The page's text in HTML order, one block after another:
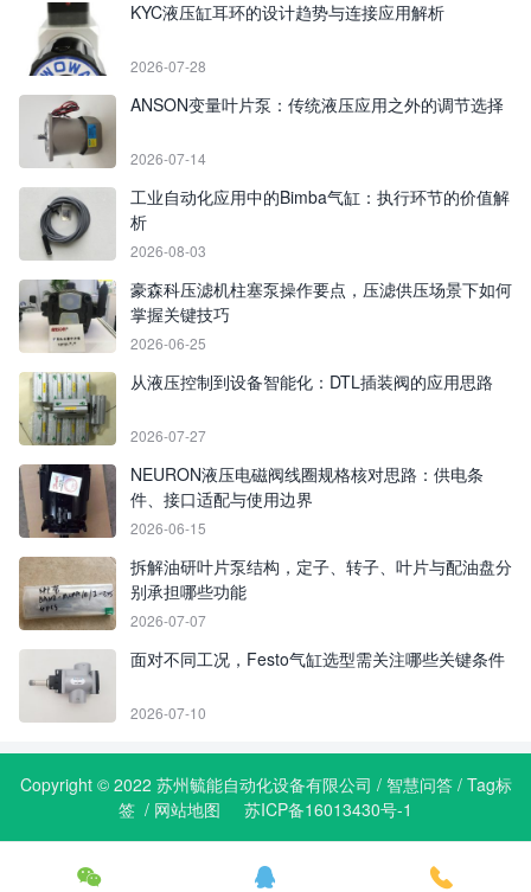
KYC液压缸耳环的设计趋势与连接应用解析
2026-07-28
ANSON变量叶片泵：传统液压应用之外的调节选择
2026-07-14
工业自动化应用中的Bimba气缸：执行环节的价值解
析
2026-08-03
豪森科压滤机柱塞泵操作要点，压滤供压场景下如何
掌握关键技巧
2026-06-25
从液压控制到设备智能化：DTL插装阀的应用思路
2026-07-27
NEURON液压电磁阀线圈规格核对思路：供电条
件、接口适配与使用边界
2026-06-15
拆解油研叶片泵结构，定子、转子、叶片与配油盘分
别承担哪些功能
2026-07-07
面对不同工况，Festo气缸选型需关注哪些关键条件
2026-07-10
Copyright © 2022 苏州毓能自动化设备有限公司 / 智慧问答/ Tag标
签 / 网站地图 苏ICP备16013430号-1